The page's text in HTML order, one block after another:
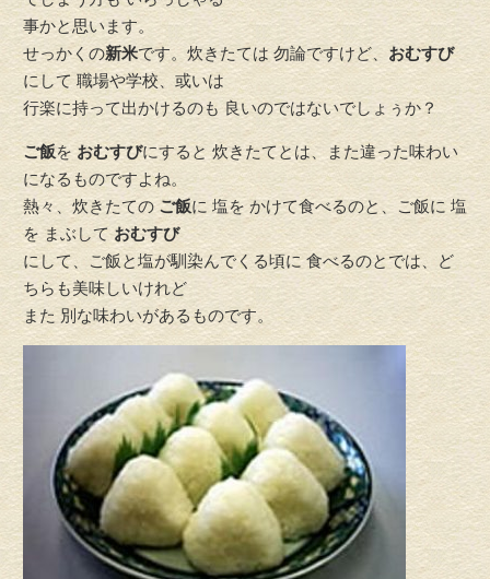
事かと思います。
せっかくの新米です。炊きたては 勿論ですけど、 おむすび
にして 職場や学校、或いは
行楽に持って出かけるのも 良いのではないでしょぅか？
ご飯をおむすびにすると 炊きたてとは、また違った味わい
になるものですよね。
熱々、炊きたての ご飯に 塩を かけて食べるのと、ご飯に 塩
を まぶしておむすび
にして、ご飯と塩が馴染んでくる頃に 食べるのとでは、ど
ちらも美味しいけれど
また 別な味わいがあるものです。